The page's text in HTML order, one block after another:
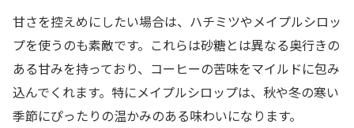
甘さを控えめにしたい場合は、ハチミツやメイプルシロッ
プを使うのも素敵です。これらは砂糖とは異なる奥行きの
ある甘みを持っており、コーヒーの苦味をマイルドに包み
込んでくれます。特にメイプルシロップは、秋や冬の寒い
季節にぴったりの温かみのある味わいになります。